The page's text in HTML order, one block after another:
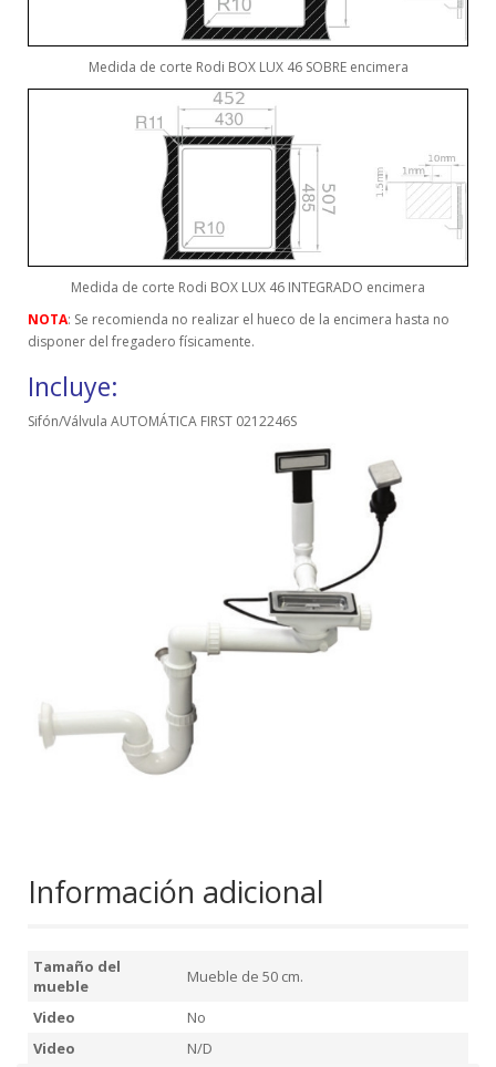
Medida de corte Rodi BOX LUX 46 SOBRE encimera
Medida de corte Rodi BOX LUX 46 INTEGRADO encimera
NOTA: Se recomienda no realizar el hueco de la encimera hasta no
disponer del fregadero físicamente.
Incluye:
Sifón/Válvula AUTOMÁTICA FIRST 0212246S
Información adicional
Tamaño del
mueble
Mueble de 50 cm.
Video
No
Video
N/D